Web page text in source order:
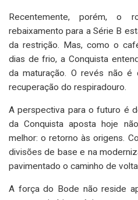
Recentemente, porém, o
rebaixamento para a Série B
da restrição. Mas, como o
dias de frio, a Conquista
da maturação. O revés não
recuperação do respiradouro.
A perspectiva para o futuro é
da Conquista aposta hoje
melhor: o retorno às origens.
divisões de base e na
pavimentado o caminho de
A força do Bode não reside